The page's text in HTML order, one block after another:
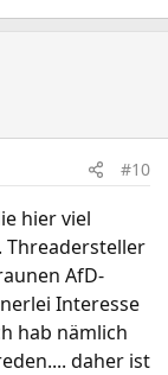
#10
hier viel
Threadersteller
AfD-
Interesse
hab nämlich
daher ist